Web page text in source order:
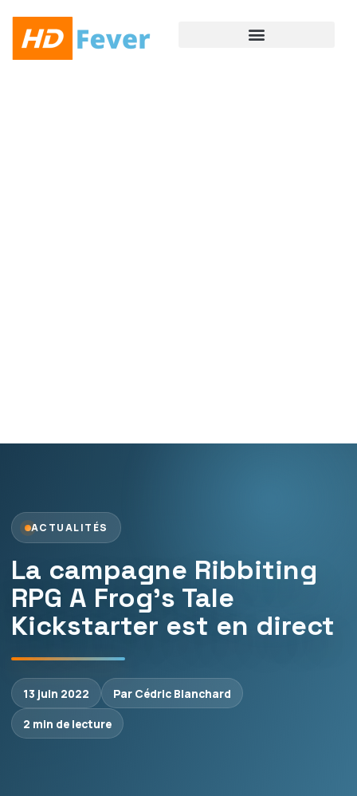
ACTUALITÉS
La campagne Ribbiting
RPG A Frog’s Tale
Kickstarter est en direct
13 juin 2022
Par Cédric Blanchard
2 min de lecture